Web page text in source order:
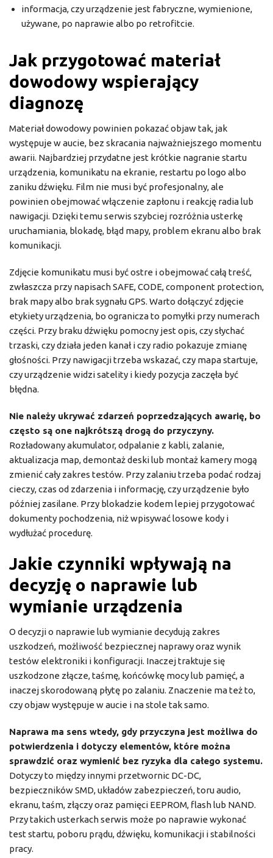
informacja, czy urządzenie jest fabryczne, wymienione,
używane, po naprawie albo po retrofitcie.
Jak przygotować materiał
dowodowy wspierający
diagnozę
Materiał dowodowy powinien pokazać objaw tak, jak
występuje w aucie, bez skracania najważniejszego momentu
awarii. Najbardziej przydatne jest krótkie nagranie startu
urządzenia, komunikatu na ekranie, restartu po logo albo
zaniku dźwięku. Film nie musi być profesjonalny, ale
powinien obejmować włączenie zapłonu i reakcję radia lub
nawigacji. Dzięki temu serwis szybciej rozróżnia usterkę
uruchamiania, blokadę, błąd mapy, problem ekranu albo brak
komunikacji.
Zdjęcie komunikatu musi być ostre i obejmować całą treść,
zwłaszcza przy napisach SAFE, CODE, component protection,
brak mapy albo brak sygnału GPS. Warto dołączyć zdjęcie
etykiety urządzenia, bo ogranicza to pomyłki przy numerach
części. Przy braku dźwięku pomocny jest opis, czy słychać
trzaski, czy działa jeden kanał i czy radio pokazuje zmianę
głośności. Przy nawigacji trzeba wskazać, czy mapa startuje,
czy urządzenie widzi satelity i kiedy pozycja zaczęła być
błędna.
Nie należy ukrywać zdarzeń poprzedzających awarię, bo
często są one najkrótszą drogą do przyczyny.
Rozładowany akumulator, odpalanie z kabli, zalanie,
aktualizacja map, demontaż deski lub montaż kamery mogą
zmienić cały zakres testów. Przy zalaniu trzeba podać rodzaj
cieczy, czas od zdarzenia i informację, czy urządzenie było
później zasilane. Przy blokadzie kodem lepiej przygotować
dokumenty pochodzenia, niż wpisywać losowe kody i
wydłużać procedurę.
Jakie czynniki wpływają na
decyzję o naprawie lub
wymianie urządzenia
O decyzji o naprawie lub wymianie decydują zakres
uszkodzeń, możliwość bezpiecznej naprawy oraz wynik
testów elektroniki i konfiguracji. Inaczej traktuje się
uszkodzone złącze, taśmę, końcówkę mocy lub pamięć, a
inaczej skorodowaną płytę po zalaniu. Znaczenie ma też to,
czy objaw występuje w aucie i na stole tak samo.
Naprawa ma sens wtedy, gdy przyczyna jest możliwa do
potwierdzenia i dotyczy elementów, które można
sprawdzić oraz wymienić bez ryzyka dla całego systemu.
Dotyczy to między innymi przetwornic DC-DC,
bezpieczników SMD, układów zabezpieczeń, toru audio,
ekranu, taśm, złączy oraz pamięci EEPROM, flash lub NAND.
Przy takich usterkach serwis może po naprawie wykonać
test startu, poboru prądu, dźwięku, komunikacji i stabilności
pracy.